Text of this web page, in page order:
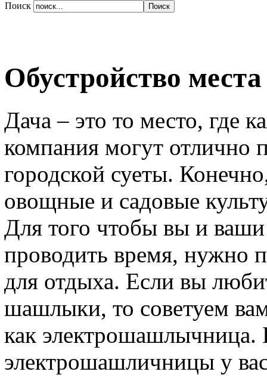
Поиск
Обустройство
Дача – это то место, где
компания могут отлично
городской суеты.
овощные и садовые
Для того чтобы вы и
проводить время, нужно
для отдыха. Если вы
шашлыки, то советуем
как электрошашлычница.
электрошашличницы у